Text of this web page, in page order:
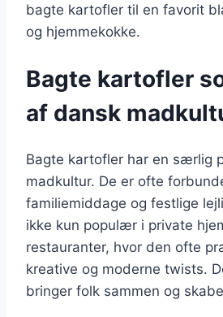
bagte kartofler til en favorit
og hjemmekokke.
Bagte kartofler
af dansk
Bagte kartofler har en særlig
madkultur. De er ofte
familiemiddage og festlige
ikke kun populær i private
restauranter, hvor den ofte
kreative og moderne twists.
bringer folk sammen og